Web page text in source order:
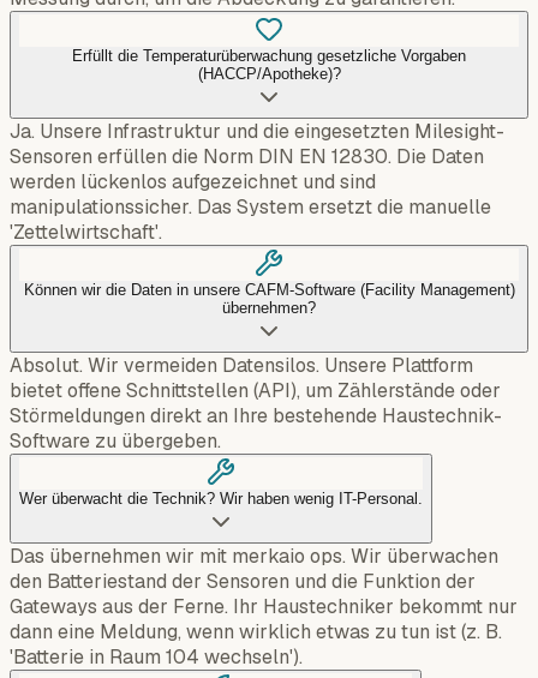
Erfüllt die Temperaturüberwachung gesetzliche Vorgaben
(HACCP/Apotheke)?
Ja. Unsere Infrastruktur und die eingesetzten Milesight-
Sensoren erfüllen die Norm DIN EN 12830. Die Daten
werden lückenlos aufgezeichnet und sind
manipulationssicher. Das System ersetzt die manuelle
'Zettelwirtschaft'.
Können wir die Daten in unsere CAFM-Software (Facility Management)
übernehmen?
Absolut. Wir vermeiden Datensilos. Unsere Plattform
bietet offene Schnittstellen (API), um Zählerstände oder
Störmeldungen direkt an Ihre bestehende Haustechnik-
Software zu übergeben.
Wer überwacht die Technik? Wir haben wenig IT-Personal.
Das übernehmen wir mit merkaio ops. Wir überwachen
den Batteriestand der Sensoren und die Funktion der
Gateways aus der Ferne. Ihr Haustechniker bekommt nur
dann eine Meldung, wenn wirklich etwas zu tun ist (z. B.
'Batterie in Raum 104 wechseln').